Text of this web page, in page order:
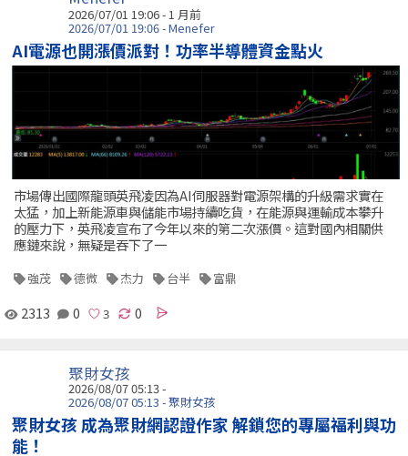
2026/07/01 19:06 - 1 月前
2026/07/01 19:06 - Menefer
AI電源也開漲價派對！功率半導體資金點火
市場傳出國際龍頭英飛凌因為AI伺服器對電源架構的升級需求實在
太猛，加上新能源車與儲能市場持續吃貨，在能源與運輸成本攀升
的壓力下，英飛凌宣布了今年以來的第二次漲價。這對國內相關供
應鏈來說，無疑是吞下了一
強茂 德微 杰力 台半 富鼎
2313 0 0
聚財女孩
2026/08/07 05:13 -
2026/08/07 05:13 - 聚財女孩
聚財女孩 成為聚財網認證作家 解鎖您的專屬福利與功
能！